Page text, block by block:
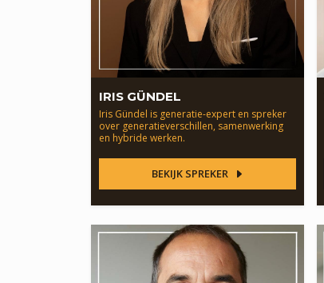
IRIS GÜNDEL
Iris Gündel is generatie-expert en spreker
over generatieverschillen, samenwerking
en hybride werken.
BEKIJK SPREKER